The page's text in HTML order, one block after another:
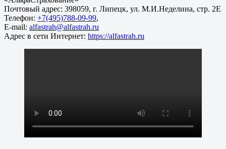
Почтовый адрес: 398059, г. Липецк, ул. М.И.Неделина, стр. 2Е
Телефон: +7(495)788-09-99,
E-mail: alfastrah@alfastrah.ru
Адрес в сети Интернет: https://alfastrah.ru